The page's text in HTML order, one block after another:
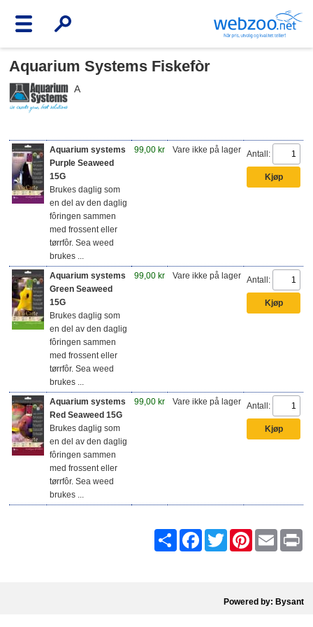
Aquarium Systems Fiskefòr
A
Aquarium systems
Purple Seaweed
15G
Brukes daglig som
en del av den daglig
fôringen sammen
med frossent eller
tørrfôr. Sea weed
brukes ...
99,00 kr Vare ikke på lager Antall:
Aquarium systems
Green Seaweed
15G
Brukes daglig som
en del av den daglig
fôringen sammen
med frossent eller
tørrfôr. Sea weed
brukes ...
99,00 kr Vare ikke på lager Antall:
Aquarium systems
Red Seaweed 15G
Brukes daglig som
en del av den daglig
fôringen sammen
med frossent eller
tørrfôr. Sea weed
brukes ...
99,00 kr Vare ikke på lager Antall:
ShareFacebook
TwitterPinterest
Email
Powered by: Bysant